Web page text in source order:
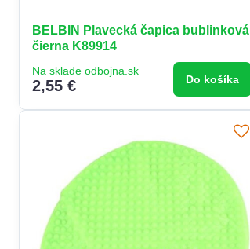
BELBIN Plavecká čapica bublinková
čierna K89914
Na sklade odbojna.sk
2,55 € Do košíka